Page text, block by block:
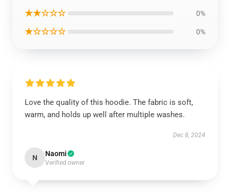
★★☆☆☆ 0%
★☆☆☆☆ 0%
Love the quality of this hoodie. The fabric is soft,
warm, and holds up well after multiple washes.
Dec 8, 2024
N Naomi
Verified owner